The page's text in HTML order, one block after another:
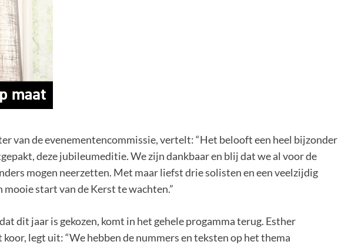
van de evenementencommissie, vertelt: “Het belooft een heel bijzonder
deze jubileumeditie. We zijn dankbaar en blij dat we al voor de
mogen neerzetten. Met maar liefst drie solisten en een veelzijdig
start van de Kerst te wachten.”
dat dit jaar is gekozen, komt in het gehele progamma terug. Esther
legt uit: “We hebben de nummers en teksten op het thema